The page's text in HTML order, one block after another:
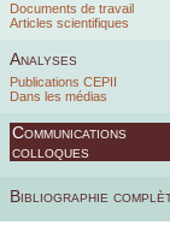
Documents de travail
Articles scientifiques
Analyses
Publications CEPII
Dans les médias
Communications
colloques
Bibliographie